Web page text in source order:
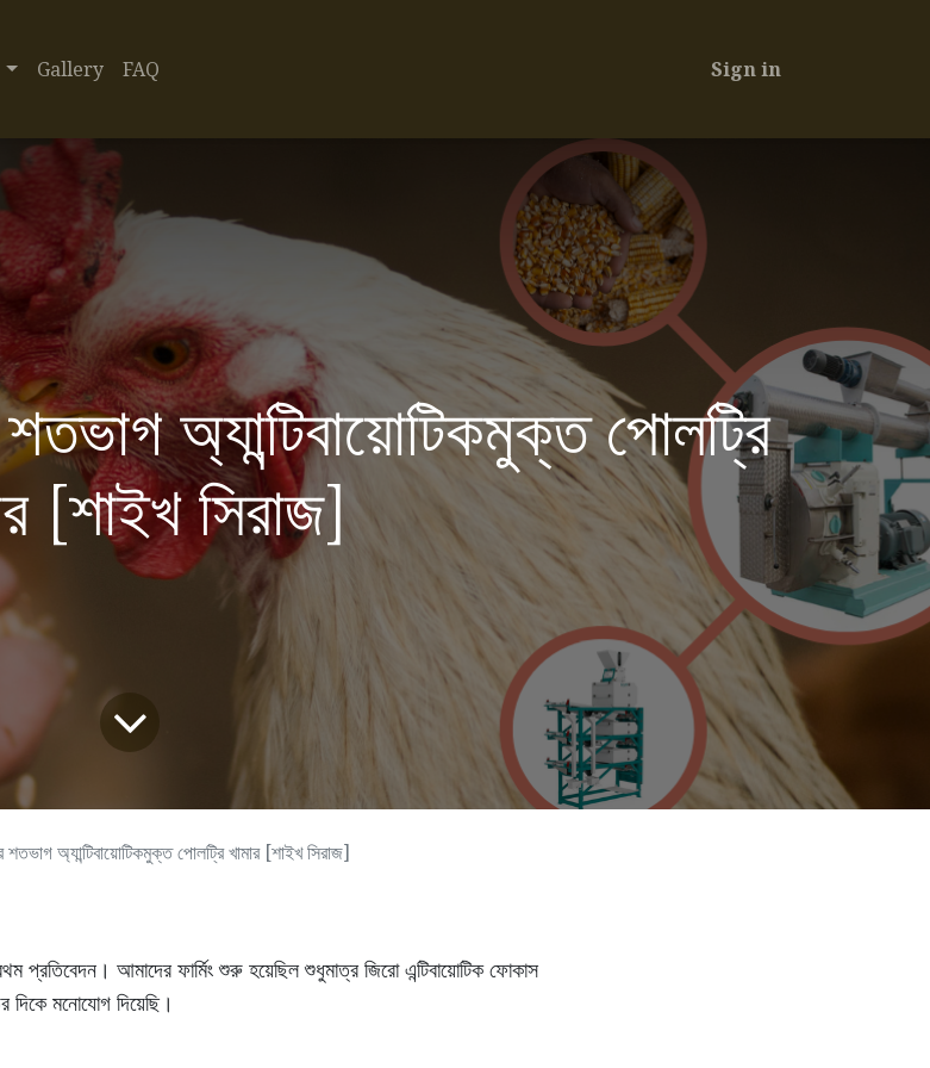
Gallery FAQ Sign in
অ্যান্টিবায়োটিকমুক্ত পোলট্রি
[শাইখ সিরাজ]
অ্যান্টিবায়োটিকমুক্ত পোলট্রি খামার [শাইখ সিরাজ]
প্রতিবেদন। আমাদের ফার্মিং শুরু হয়েছিল শুধুমাত্র জিরো এন্টিবায়োটিক ফোকাস
দিকে মনোযোগ দিয়েছি।